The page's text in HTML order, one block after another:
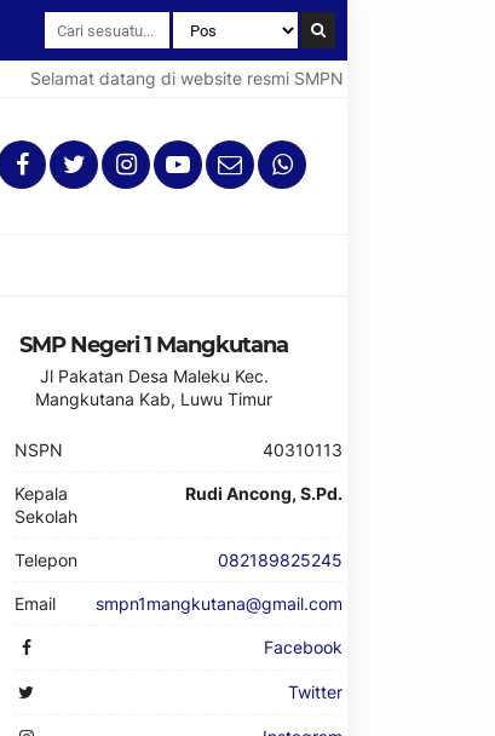
Selamat datang di website resmi SMPN 1 Mangkutana
SMP Negeri 1 Mangkutana
Jl Pakatan Desa Maleku Kec.
Mangkutana Kab, Luwu Timur
NSPN 40310113
Kepala
Sekolah
Rudi Ancong, S.Pd.
Telepon 082189825245
Email smpn1mangkutana@gmail.com
Facebook
Twitter